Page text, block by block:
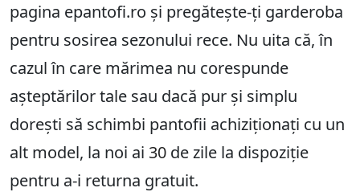
pagina epantofi.ro și pregătește-ți garderoba
pentru sosirea sezonului rece. Nu uita că, în
cazul în care mărimea nu corespunde
așteptărilor tale sau dacă pur și simplu
dorești să schimbi pantofii achiziționați cu un
alt model, la noi ai 30 de zile la dispoziție
pentru a-i returna gratuit.